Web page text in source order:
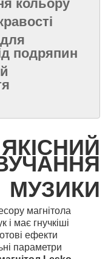
кольору
подряпин
ЯКІСНИЙ
МУЗИКИ
магнітола
і має гнучкіші
ефекти
параметри